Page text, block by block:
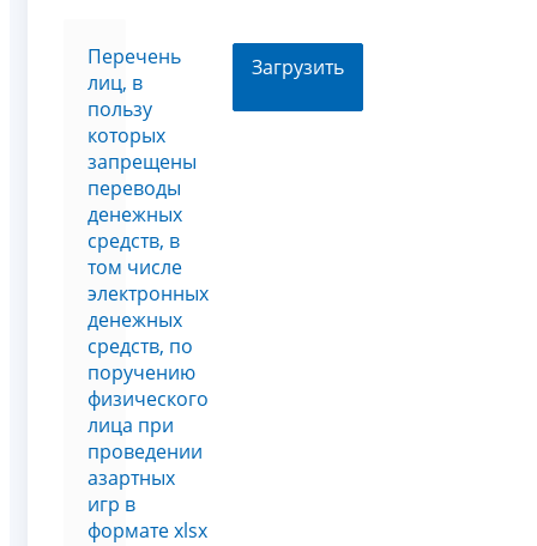
Перечень
лиц, в
пользу
которых
запрещены
переводы
денежных
средств, в
том числе
электронных
денежных
средств, по
поручению
физического
лица при
проведении
азартных
игр в
формате xlsx
Загрузить